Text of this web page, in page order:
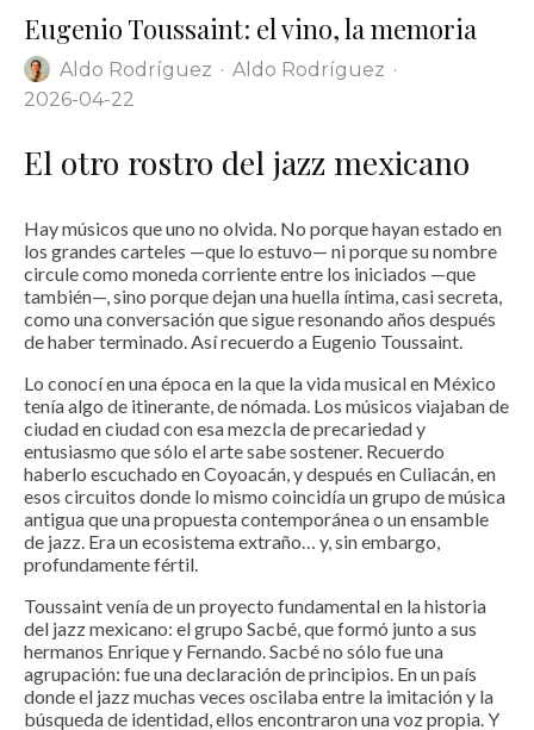
Eugenio Toussaint: el vino, la memoria
Aldo Rodríguez · Aldo Rodríguez ·
2026-04-22
El otro rostro del jazz mexicano
Hay músicos que uno no olvida. No porque hayan estado en
los grandes carteles —que lo estuvo— ni porque su nombre
circule como moneda corriente entre los iniciados —que
también—, sino porque dejan una huella íntima, casi secreta,
como una conversación que sigue resonando años después
de haber terminado. Así recuerdo a Eugenio Toussaint.
Lo conocí en una época en la que la vida musical en México
tenía algo de itinerante, de nómada. Los músicos viajaban de
ciudad en ciudad con esa mezcla de precariedad y
entusiasmo que sólo el arte sabe sostener. Recuerdo
haberlo escuchado en Coyoacán, y después en Culiacán, en
esos circuitos donde lo mismo coincidía un grupo de música
antigua que una propuesta contemporánea o un ensamble
de jazz. Era un ecosistema extraño… y, sin embargo,
profundamente fértil.
Toussaint venía de un proyecto fundamental en la historia
del jazz mexicano: el grupo Sacbé, que formó junto a sus
hermanos Enrique y Fernando. Sacbé no sólo fue una
agrupación: fue una declaración de principios. En un país
donde el jazz muchas veces oscilaba entre la imitación y la
búsqueda de identidad, ellos encontraron una voz propia. Y